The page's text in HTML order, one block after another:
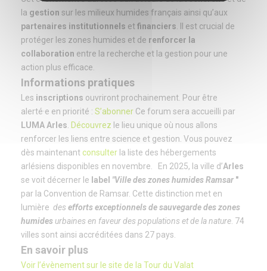
la gestion sur les milieux humides français ainsi qu’aux
partenaires institutionnels etfinanciers . Il est crucial de
protéger les zones humides et de renforcer la
collaboration entre la recherche et la gestion pour une
action plus efficace.
Informations pratiques
Les inscriptions ouvriront prochainement. Pour être
alerté·e en priorité : S’abonner Ce forum sera accueilli par
LUMA Arles Découvrez le lieu unique où nous allons
renforcer les liens entre science et gestion. Vous pouvez
dès maintenant consulter la liste des hébergements
arlésiens disponibles en novembre. En 2025, la ville d’Arles
se voit décerner le label "Ville des zones humides Ramsar "
par la Convention de Ramsar. Cette distinction met en
lumière des efforts exceptionnels de sauvegarde des zones
humides urbaines en faveur des populations et de la nature . 74
villes sont ainsi accréditées dans 27 pays.
En savoir plus
Voir l’évènement sur le site de la Tour du Valat